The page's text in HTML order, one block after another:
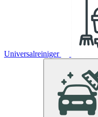
Universalreiniger